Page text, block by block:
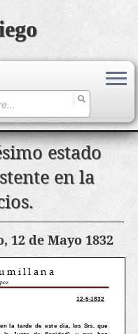
estado
en la
12 de Mayo 1832